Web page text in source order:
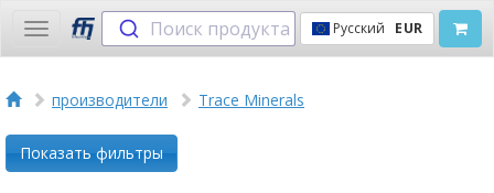
Toggle
navigation
Поиск продукта Русский EUR
производители Trace Minerals
Показать фильтры